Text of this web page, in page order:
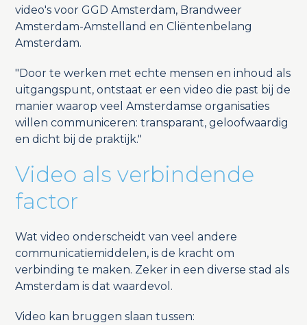
video's voor GGD Amsterdam, Brandweer
Amsterdam-Amstelland en Cliëntenbelang
Amsterdam.
"Door te werken met echte mensen en inhoud als
uitgangspunt, ontstaat er een video die past bij de
manier waarop veel Amsterdamse organisaties
willen communiceren: transparant, geloofwaardig
en dicht bij de praktijk."
Video als verbindende
factor
Wat video onderscheidt van veel andere
communicatiemiddelen, is de kracht om
verbinding te maken. Zeker in een diverse stad als
Amsterdam is dat waardevol.
Video kan bruggen slaan tussen: